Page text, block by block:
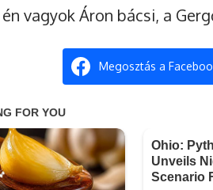
vagyok Áron bácsi, a
Megosztás a